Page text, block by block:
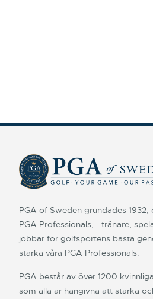
PGA of Sweden grundades
PGA Professionals, - tränare,
jobbar för golfsportens bästa
stärka våra PGA Professionals.
PGA består av över 1200
som alla är hängivna att stärka